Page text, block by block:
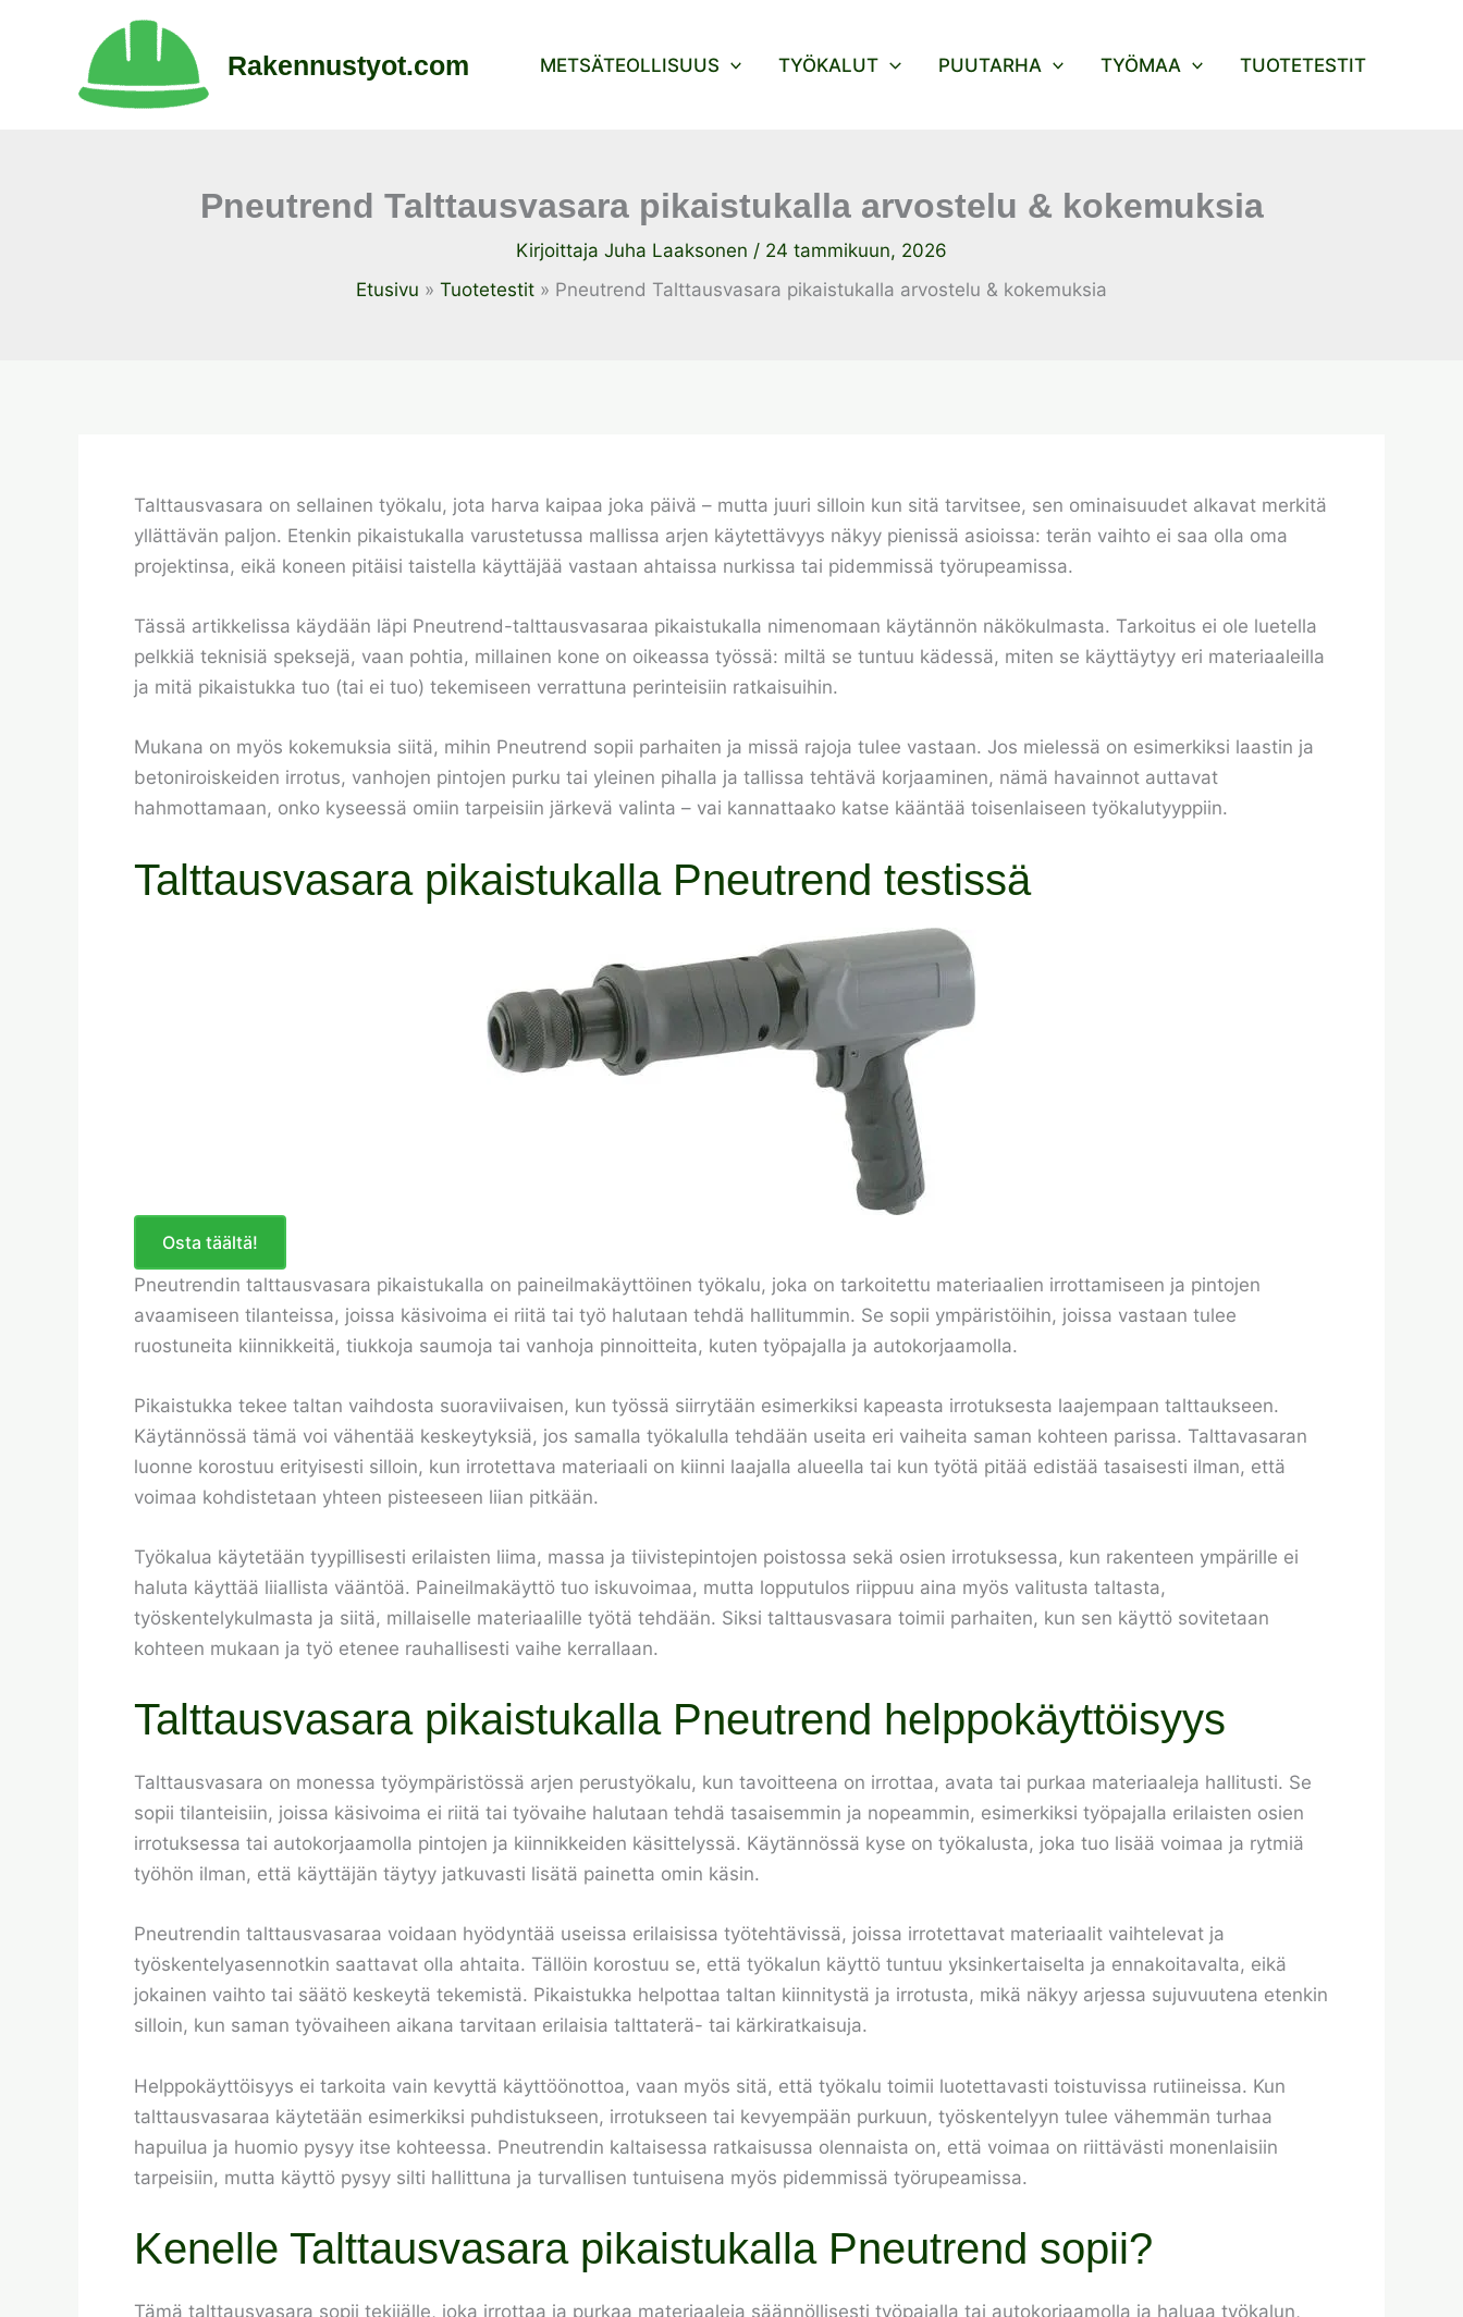
Rakennustyot.com METSÄTEOLLISUUS TYÖKALUT PUUTARHA TYÖMAA TUOTETESTIT
Pneutrend Talttausvasara pikaistukalla arvostelu & kokemuksia
Kirjoittaja Juha Laaksonen / 24 tammikuun, 2026
Etusivu
Tuotetestit Pneutrend Talttausvasara pikaistukalla arvostelu & kokemuksia
Talttausvasara on sellainen työkalu, jota harva kaipaa joka päivä – mutta juuri silloin kun sitä tarvitsee, sen ominaisuudet alkavat merkitä
yllättävän paljon. Etenkin pikaistukalla varustetussa mallissa arjen käytettävyys näkyy pienissä asioissa: terän vaihto ei saa olla oma
projektinsa, eikä koneen pitäisi taistella käyttäjää vastaan ahtaissa nurkissa tai pidemmissä työrupeamissa.
Tässä artikkelissa käydään läpi Pneutrend-talttausvasaraa pikaistukalla nimenomaan käytännön näkökulmasta. Tarkoitus ei ole luetella
pelkkiä teknisiä speksejä, vaan pohtia, millainen kone on oikeassa työssä: miltä se tuntuu kädessä, miten se käyttäytyy eri materiaaleilla
ja mitä pikaistukka tuo (tai ei tuo) tekemiseen verrattuna perinteisiin ratkaisuihin.
Mukana on myös kokemuksia siitä, mihin Pneutrend sopii parhaiten ja missä rajoja tulee vastaan. Jos mielessä on esimerkiksi laastin ja
betoniroiskeiden irrotus, vanhojen pintojen purku tai yleinen pihalla ja tallissa tehtävä korjaaminen, nämä havainnot auttavat
hahmottamaan, onko kyseessä omiin tarpeisiin järkevä valinta – vai kannattaako katse kääntää toisenlaiseen työkalutyyppiin.
Talttausvasara pikaistukalla Pneutrend testissä
Osta täältä!
Pneutrendin talttausvasara pikaistukalla on paineilmakäyttöinen työkalu, joka on tarkoitettu materiaalien irrottamiseen ja pintojen
avaamiseen tilanteissa, joissa käsivoima ei riitä tai työ halutaan tehdä hallitummin. Se sopii ympäristöihin, joissa vastaan tulee
ruostuneita kiinnikkeitä, tiukkoja saumoja tai vanhoja pinnoitteita, kuten työpajalla ja autokorjaamolla.
Pikaistukka tekee taltan vaihdosta suoraviivaisen, kun työssä siirrytään esimerkiksi kapeasta irrotuksesta laajempaan talttaukseen.
Käytännössä tämä voi vähentää keskeytyksiä, jos samalla työkalulla tehdään useita eri vaiheita saman kohteen parissa. Talttavasaran
luonne korostuu erityisesti silloin, kun irrotettava materiaali on kiinni laajalla alueella tai kun työtä pitää edistää tasaisesti ilman, että
voimaa kohdistetaan yhteen pisteeseen liian pitkään.
Työkalua käytetään tyypillisesti erilaisten liima, massa ja tiivistepintojen poistossa sekä osien irrotuksessa, kun rakenteen ympärille ei
haluta käyttää liiallista vääntöä. Paineilmakäyttö tuo iskuvoimaa, mutta lopputulos riippuu aina myös valitusta taltasta,
työskentelykulmasta ja siitä, millaiselle materiaalille työtä tehdään. Siksi talttausvasara toimii parhaiten, kun sen käyttö sovitetaan
kohteen mukaan ja työ etenee rauhallisesti vaihe kerrallaan.
Talttausvasara pikaistukalla Pneutrend helppokäyttöisyys
Talttausvasara on monessa työympäristössä arjen perustyökalu, kun tavoitteena on irrottaa, avata tai purkaa materiaaleja hallitusti. Se
sopii tilanteisiin, joissa käsivoima ei riitä tai työvaihe halutaan tehdä tasaisemmin ja nopeammin, esimerkiksi työpajalla erilaisten osien
irrotuksessa tai autokorjaamolla pintojen ja kiinnikkeiden käsittelyssä. Käytännössä kyse on työkalusta, joka tuo lisää voimaa ja rytmiä
työhön ilman, että käyttäjän täytyy jatkuvasti lisätä painetta omin käsin.
Pneutrendin talttausvasaraa voidaan hyödyntää useissa erilaisissa työtehtävissä, joissa irrotettavat materiaalit vaihtelevat ja
työskentelyasennotkin saattavat olla ahtaita. Tällöin korostuu se, että työkalun käyttö tuntuu yksinkertaiselta ja ennakoitavalta, eikä
jokainen vaihto tai säätö keskeytä tekemistä. Pikaistukka helpottaa taltan kiinnitystä ja irrotusta, mikä näkyy arjessa sujuvuutena etenkin
silloin, kun saman työvaiheen aikana tarvitaan erilaisia talttaterä- tai kärkiratkaisuja.
Helppokäyttöisyys ei tarkoita vain kevyttä käyttöönottoa, vaan myös sitä, että työkalu toimii luotettavasti toistuvissa rutiineissa. Kun
talttausvasaraa käytetään esimerkiksi puhdistukseen, irrotukseen tai kevyempään purkuun, työskentelyyn tulee vähemmän turhaa
hapuilua ja huomio pysyy itse kohteessa. Pneutrendin kaltaisessa ratkaisussa olennaista on, että voimaa on riittävästi monenlaisiin
tarpeisiin, mutta käyttö pysyy silti hallittuna ja turvallisen tuntuisena myös pidemmissä työrupeamissa.
Kenelle Talttausvasara pikaistukalla Pneutrend sopii?
Tämä talttausvasara sopii tekijälle, joka irrottaa ja purkaa materiaaleja säännöllisesti työpajalla tai autokorjaamolla ja haluaa työkalun,